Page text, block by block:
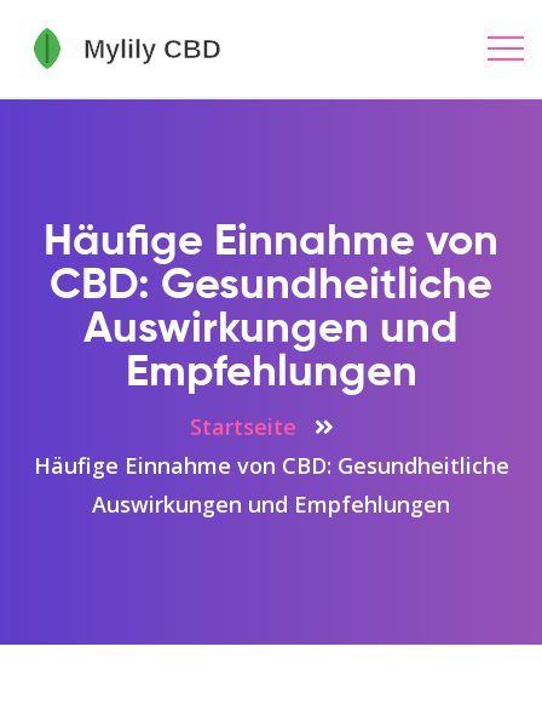
Häufige Einnahme von
CBD: Gesundheitliche
Auswirkungen und
Empfehlungen
Startseite
Häufige Einnahme von CBD: Gesundheitliche
Auswirkungen und Empfehlungen